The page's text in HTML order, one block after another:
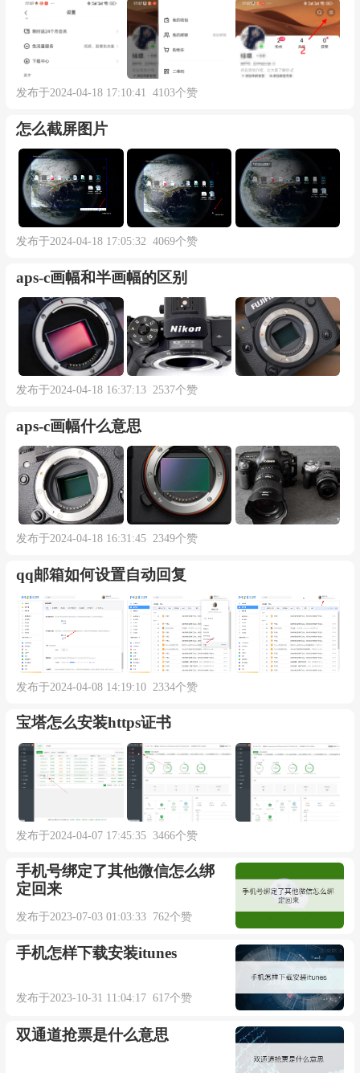
发布于2024-04-18 17:10:41 4103个赞
怎么截屏图片
发布于2024-04-18 17:05:32 4069个赞
aps-c画幅和半画幅的区别
发布于2024-04-18 16:37:13 2537个赞
aps-c画幅什么意思
发布于2024-04-18 16:31:45 2349个赞
qq邮箱如何设置自动回复
发布于2024-04-08 14:19:10 2334个赞
宝塔怎么安装https证书
发布于2024-04-07 17:45:35 3466个赞
手机号绑定了其他微信怎么绑
定回来
发布于2023-07-03 01:03:33 762个赞
手机怎样下载安装itunes
发布于2023-10-31 11:04:17 617个赞
双通道抢票是什么意思